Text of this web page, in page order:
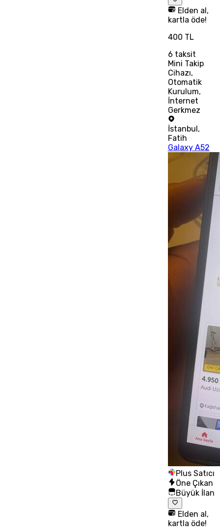
Elden al,
kartla öde!
400 TL
6 taksit
Mini Takip
Cihazı,
Otomatik
Kurulum,
İnternet
Gerkmez
İstanbul ,
Fatih
Galaxy A52
Plus Satıcı
Öne Çıkan
Büyük İlan
Elden al,
kartla öde!